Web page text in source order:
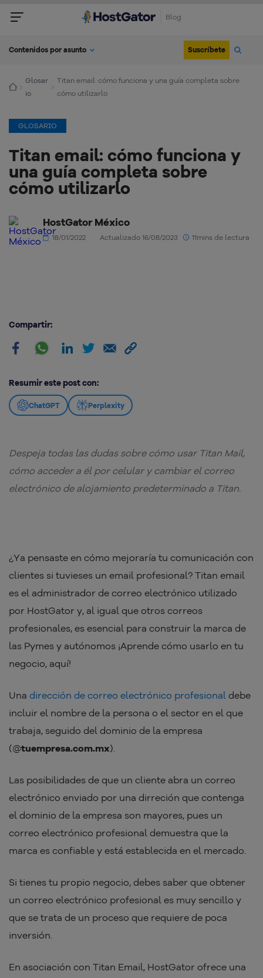
Blog
Contenidos por asunto Suscríbete
Glosar
io
Titan email: cómo funciona y una guía completa sobre
cómo utilizarlo
GLOSARIO
Titan email: cómo funciona y
una guía completa sobre
cómo utilizarlo
HostGator México
18/01/2022 Actualizado 16/08/2023 11mins de lectura
Compartir:
Resumir este post con:
ChatGPT Perplexity
Despeja todas las dudas sobre cómo usar Titan Mail,
cómo acceder a él por celular y cambiar el correo
electrónico de alojamiento predeterminado a Titan.
¿Ya pensaste en cómo mejoraría tu comunicación con
clientes si tuvieses un email profesional? Titan email
es el administrador de correo electrónico utilizado
por HostGator y, al igual que otros correos
profesionales, es esencial para construir la marca de
las Pymes y autónomos ¡Aprende cómo usarlo en tu
negocio, aquí!
Una dirección de correo electrónico profesional debe
incluir el nombre de la persona o el sector en el que
trabaja, seguido del dominio de la empresa
(@tuempresa.com.mx).
Las posibilidades de que un cliente abra un correo
electrónico enviado por una dirreción que contenga
el dominio de la empresa son mayores, pues un
correo electrónico profesional demuestra que la
marca es confiable y está establecida en el mercado.
Si tienes tu propio negocio, debes saber que obtener
un correo electrónico profesional es muy sencillo y
que se trata de un proceso que requiere de poca
inversión.
En asociación con Titan Email, HostGator ofrece una